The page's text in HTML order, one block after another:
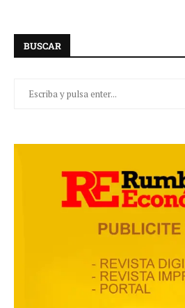
BUSCAR